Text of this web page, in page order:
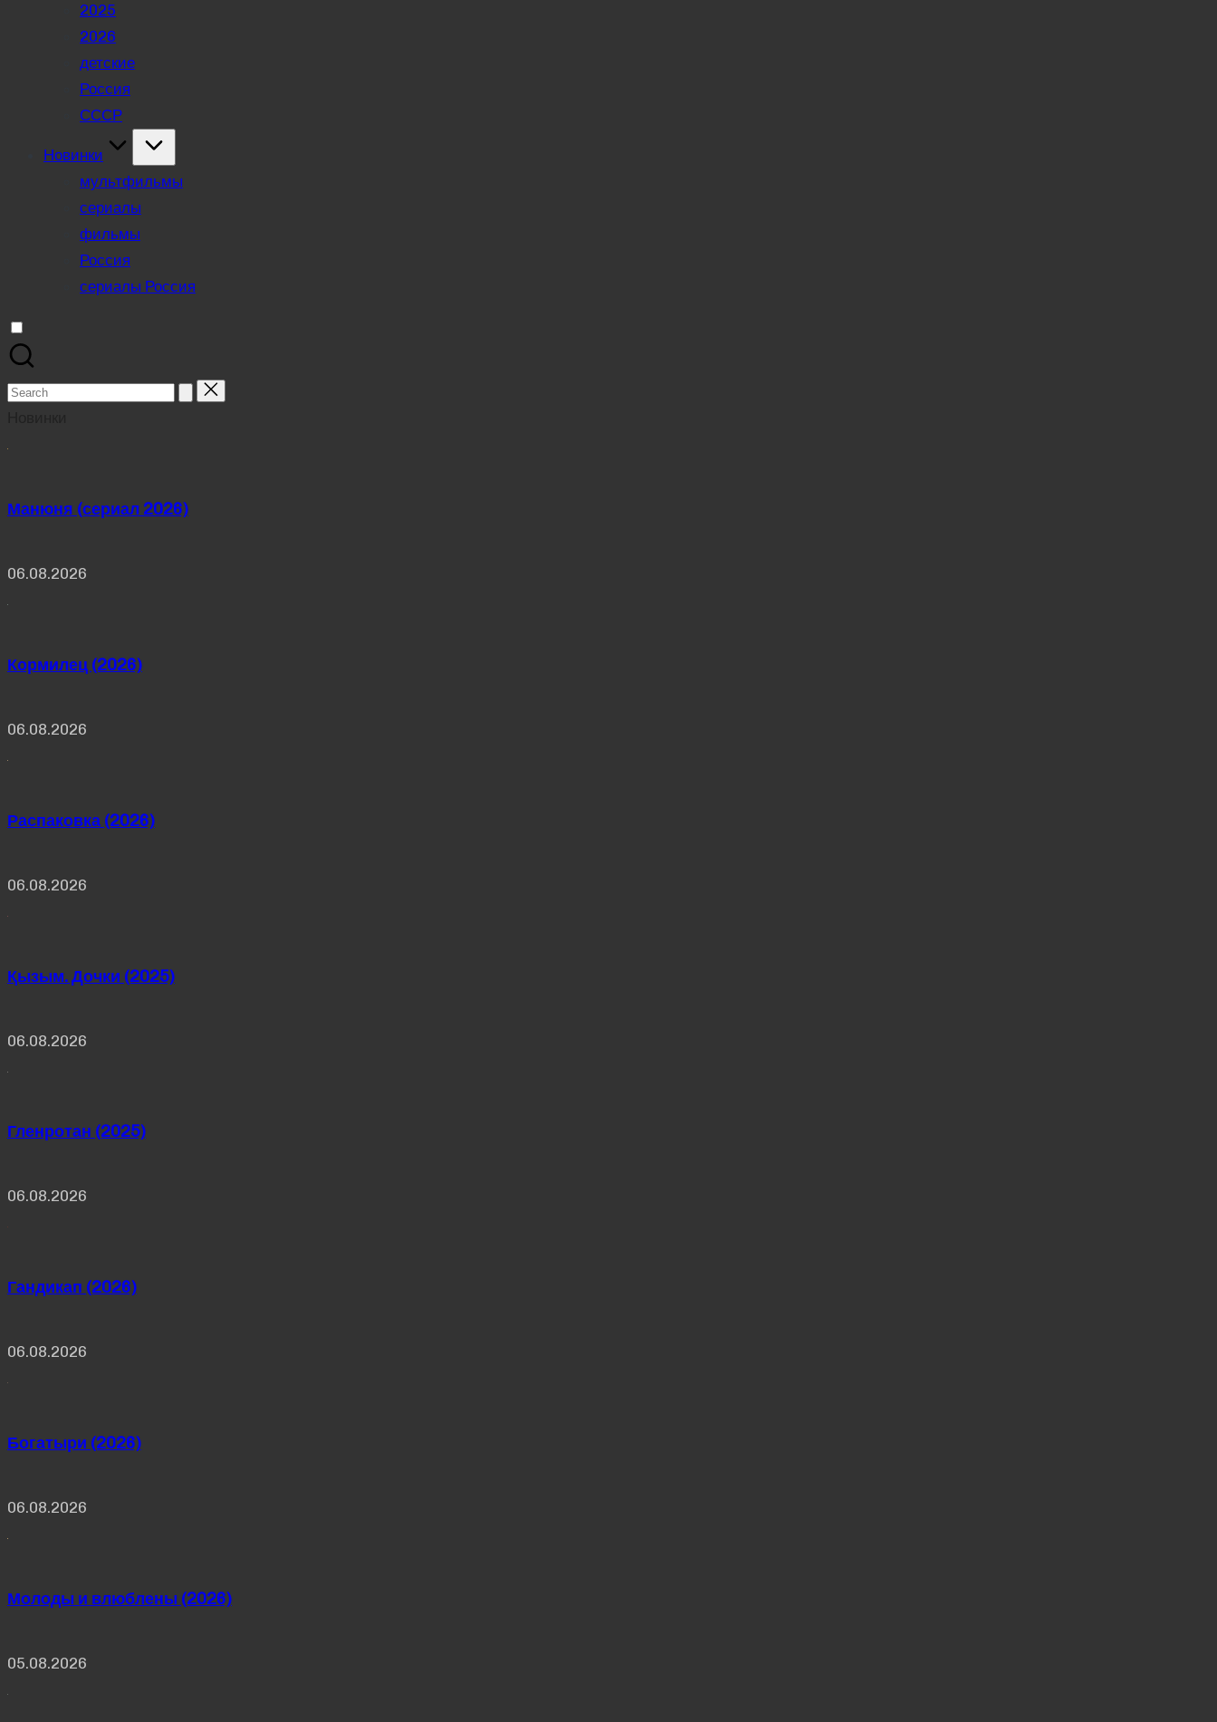
2025
2026
детские
Россия
СССР
Новинки
мультфильмы
сериалы
фильмы
Россия
сериалы Россия
Search
Манюня (сериал 2026)
06.08.2026
Кормилец (2026)
06.08.2026
Распаковка (2026)
06.08.2026
Қызым. Дочки (2025)
06.08.2026
Гленротан (2025)
06.08.2026
Гандикап (2026)
06.08.2026
Богатыри (2026)
06.08.2026
Молоды и влюблены (2026)
05.08.2026